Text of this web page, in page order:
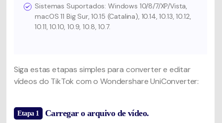
Sistemas Suportados: Windows 10/8/7/XP/Vista,
macOS 11 Big Sur, 10.15 (Catalina), 10.14, 10.13, 10.12,
10.11, 10.10, 10.9, 10.8, 10.7.
Siga estas etapas simples para converter e editar
vídeos do TikTok com o Wondershare UniConverter:
Etapa 1 Carregar o arquivo de vídeo.